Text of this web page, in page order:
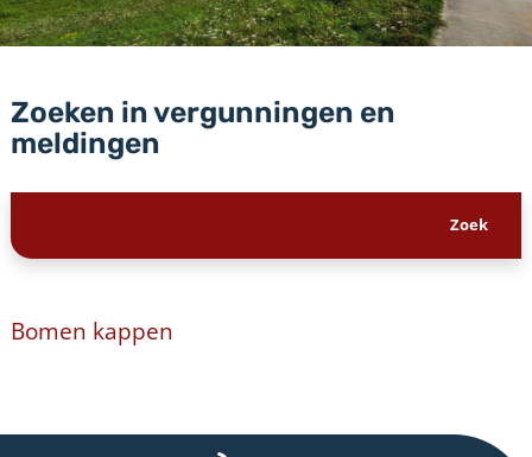
Zoeken in vergunningen en
meldingen
Bomen kappen